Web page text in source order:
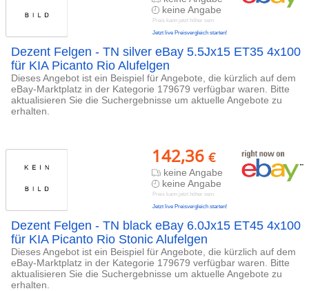
keine Angabe
Preis kann jetzt höher sein
Jetzt live Preisvergleich starten!
Dezent Felgen - TN silver eBay 5.5Jx15 ET35 4x100
für KIA Picanto Rio Alufelgen
Dieses Angebot ist ein Beispiel für Angebote, die kürzlich auf dem
eBay-Marktplatz in der Kategorie 179679 verfügbar waren. Bitte
aktualisieren Sie die Suchergebnisse um aktuelle Angebote zu
erhalten.
142,36 €
keine Angabe
keine Angabe
Preis kann jetzt höher sein
Jetzt live Preisvergleich starten!
Dezent Felgen - TN black eBay 6.0Jx15 ET45 4x100
für KIA Picanto Rio Stonic Alufelgen
Dieses Angebot ist ein Beispiel für Angebote, die kürzlich auf dem
eBay-Marktplatz in der Kategorie 179679 verfügbar waren. Bitte
aktualisieren Sie die Suchergebnisse um aktuelle Angebote zu
erhalten.